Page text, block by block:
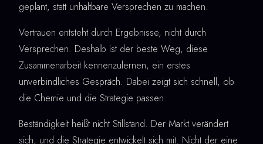
geplant, statt unhaltbare Versprechen zu machen.
Vertrauen entsteht durch Ergebnisse, nicht durch
Versprechen. Deshalb ist der beste Weg, diese
Zusammenarbeit kennenzulernen, ein erstes
unverbindliches Gespräch. Dabei zeigt sich schnell, ob
die Chemie und die Strategie passen.
Beständigkeit heißt nicht Stillstand. Der Markt verändert
sich, und die Strategie entwickelt sich mit. Nicht der eine